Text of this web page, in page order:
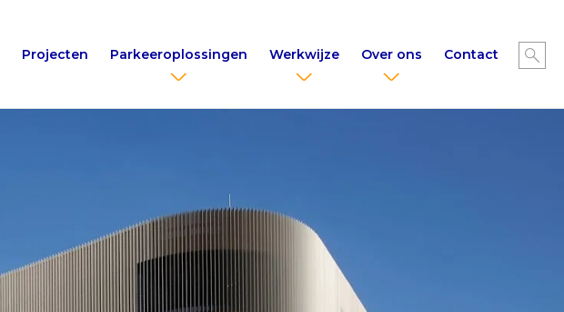
Projecten Parkeeroplossingen Werkwijze Over ons Contact